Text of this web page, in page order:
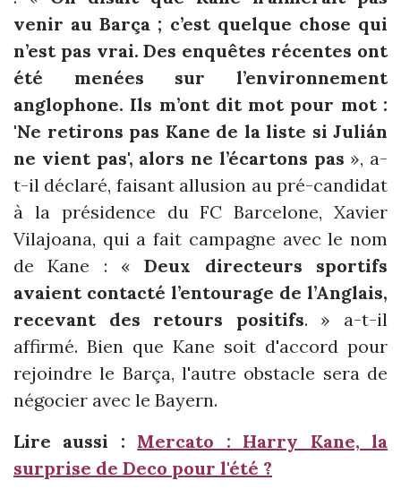
venir au Barça ; c’est quelque chose qui
n’est pas vrai. Des enquêtes récentes ont
été menées sur l’environnement
anglophone. Ils m’ont dit mot pour mot :
'Ne retirons pas Kane de la liste si Julián
ne vient pas', alors ne l’écartons pas », a-
t-il déclaré, faisant allusion au pré-candidat
à la présidence du FC Barcelone, Xavier
Vilajoana, qui a fait campagne avec le nom
de Kane : «Deux directeurs sportifs
avaient contacté l’entourage de l’Anglais,
recevant des retours positifs. » a-t-il
affirmé. Bien que Kane soit d'accord pour
rejoindre le Barça, l'autre obstacle sera de
négocier avec le Bayern.
Lire aussi : Mercato : Harry Kane, la
surprise de Deco pour l'été ?